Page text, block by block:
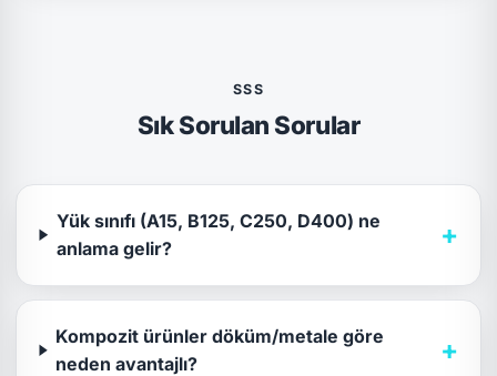
SSS
Sık Sorulan Sorular
Yük sınıfı (A15, B125, C250, D400) ne
anlama gelir?
+
Kompozit ürünler döküm/metale göre
neden avantajlı?
+